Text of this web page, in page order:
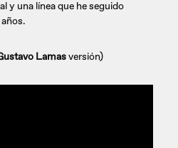
y una línea que he seguido
Lamasversión)